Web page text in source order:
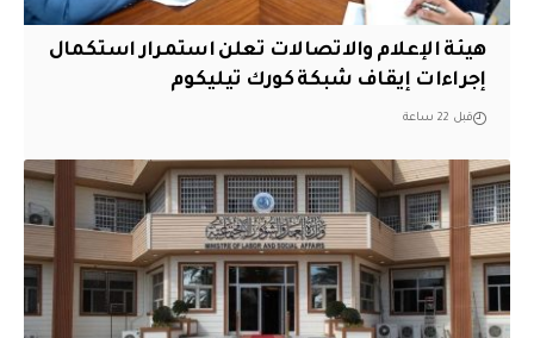
هيئة الإعلام والاتصالات تعلن استمرار استكمال
إجراءات إيقاف شبكة كورك تيليكوم
قبل 22 ساعة